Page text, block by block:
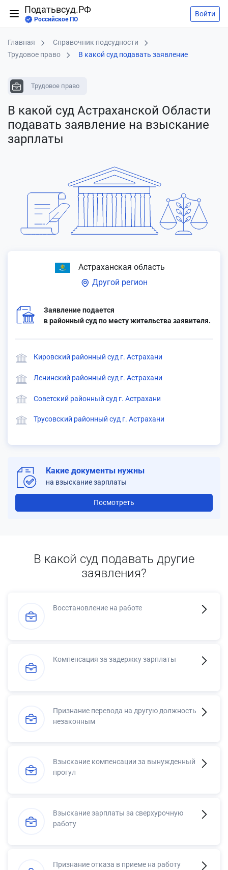
Податьвсуд.РФ
Российское ПО
Войти
Главная
Справочник подсудности
Трудовое право
В какой суд подавать заявление
Трудовое право
В какой суд Астраханской Области
подавать заявление на взыскание
зарплаты
Астраханская область
Другой регион
Заявление подается
в районный суд по месту жительства заявителя.
Кировский районный суд г. Астрахани
Ленинский районный суд г. Астрахани
Советский районный суд г. Астрахани
Трусовский районный суд г. Астрахани
Какие документы нужны
на взыскание зарплаты
Посмотреть
В какой суд подавать другие
заявления?
Восстановление на работе
Компенсация за задержку зарплаты
Признание перевода на другую должность
незаконным
Взыскание компенсации за вынужденный
прогул
Взыскание зарплаты за сверхурочную
работу
Признание отказа в приеме на работу